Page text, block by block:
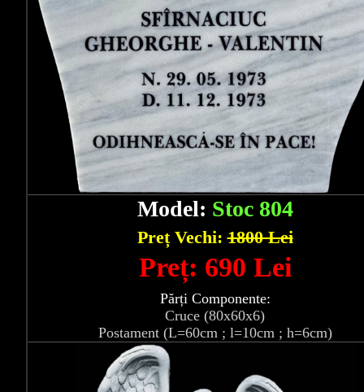
Model: Stoc 804
Preț Vechi:1800 Lei
Preț: 690 Lei
Părți Componente:
Cruce (80x60x6)
Postament (L=60cm ; l=10cm ; h=6cm)